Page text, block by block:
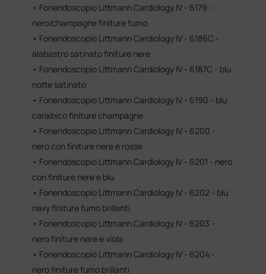
• Fonendoscopio Littmann Cardiology IV - 6179 -
nero/champagne finiture fumo
• Fonendoscopio Littmann Cardiology IV - 6186C -
alabastro satinato finiture nere
• Fonendoscopio Littmann Cardiology IV - 6187C - blu
notte satinato
• Fonendoscopio Littmann Cardiology IV - 6190 - blu
caraibico finiture champagne
• Fonendoscopio Littmann Cardiology IV - 6200 -
nero con finiture nere e rosse
• Fonendoscopio Littmann Cardiology IV - 6201 - nero
con finiture nere e blu
• Fonendoscopio Littmann Cardiology IV - 6202 - blu
navy finiture fumo brillanti
• Fonendoscopio Littmann Cardiology IV - 6203 -
nero finiture nere e viola
• Fonendoscopio Littmann Cardiology IV - 6204 -
nero finiture fumo brillanti